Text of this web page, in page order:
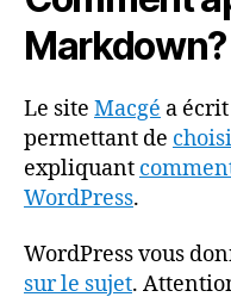
Markdown?
Le site Macgé a
permettant de
expliquant
WordPress.
WordPress vous
sur le sujet.